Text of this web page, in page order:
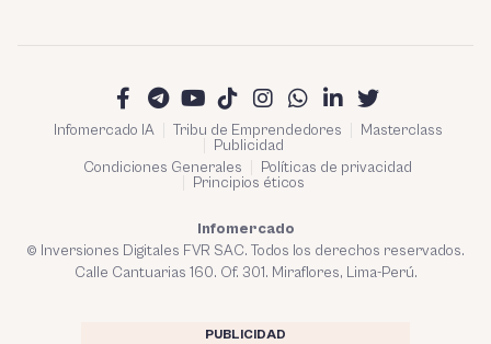
Infomercado IA Tribu de Emprendedores
Masterclass
Publicidad
Condiciones Generales
Políticas de privacidad
Principios éticos
Infomercado
© Inversiones Digitales FVR SAC. Todos los derechos reservados.
Calle Cantuarias 160. Of. 301. Miraflores, Lima-Perú.
PUBLICIDAD